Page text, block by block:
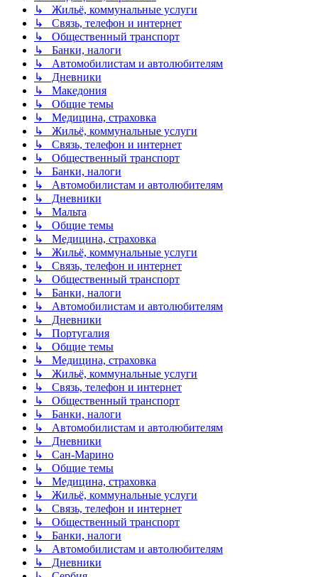
↳ Жильё, коммунальные услуги
↳ Связь, телефон и интернет
↳ Общественный транспорт
↳ Банки, налоги
↳ Автомобилистам и автолюбителям
↳ Дневники
↳ Македония
↳ Общие темы
↳ Медицина, страховка
↳ Жильё, коммунальные услуги
↳ Связь, телефон и интернет
↳ Общественный транспорт
↳ Банки, налоги
↳ Автомобилистам и автолюбителям
↳ Дневники
↳ Мальта
↳ Общие темы
↳ Медицина, страховка
↳ Жильё, коммунальные услуги
↳ Связь, телефон и интернет
↳ Общественный транспорт
↳ Банки, налоги
↳ Автомобилистам и автолюбителям
↳ Дневники
↳ Португалия
↳ Общие темы
↳ Медицина, страховка
↳ Жильё, коммунальные услуги
↳ Связь, телефон и интернет
↳ Общественный транспорт
↳ Банки, налоги
↳ Автомобилистам и автолюбителям
↳ Дневники
↳ Сан-Марино
↳ Общие темы
↳ Медицина, страховка
↳ Жильё, коммунальные услуги
↳ Связь, телефон и интернет
↳ Общественный транспорт
↳ Банки, налоги
↳ Автомобилистам и автолюбителям
↳ Дневники